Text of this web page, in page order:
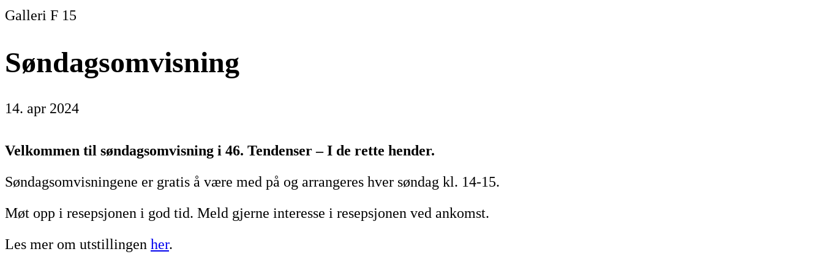
Galleri F 15
Søndagsomvisning
14. apr 2024
Velkommen til søndagsomvisning i 46. Tendenser – I de rette hender.
Søndagsomvisningene er gratis å være med på og arrangeres hver søndag kl. 14-15.
Møt opp i resepsjonen i god tid. Meld gjerne interesse i resepsjonen ved ankomst.
Les mer om utstillingen her.